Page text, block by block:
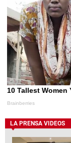
LA PRENSA VIDEOS